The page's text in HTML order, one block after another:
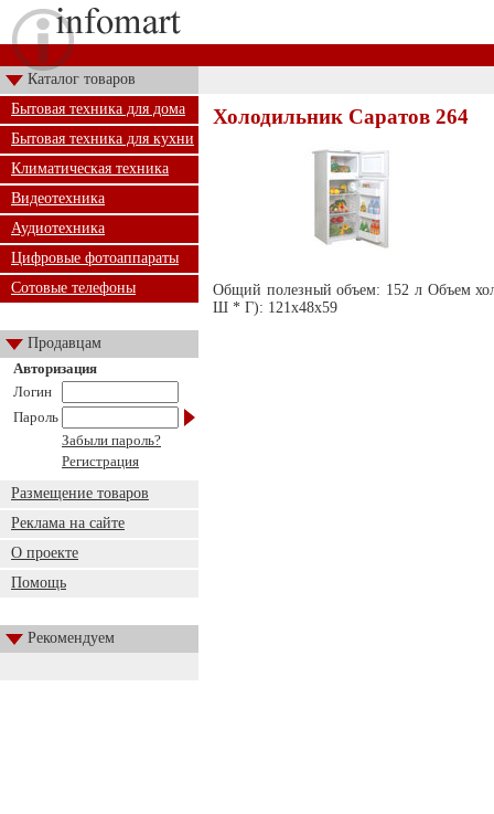
Каталог товаров
Бытовая техника для дома
Бытовая техника для кухни
Климатическая техника
Видеотехника
Аудиотехника
Цифровые фотоаппараты
Сотовые телефоны
Продавцам
Авторизация
Логин
Пароль
Забыли пароль?
Регистрация
Размещение товаров
Реклама на сайте
О проекте
Помощь
Рекомендуем
Холодильник Саратов 264
Общий полезный объем: 152 л Объем
Ш * Г): 121х48х59